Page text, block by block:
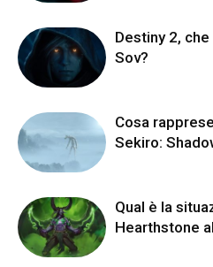
Destiny 2,
Sov?
Cosa
Sekiro:
Qual è la
Hearthstone